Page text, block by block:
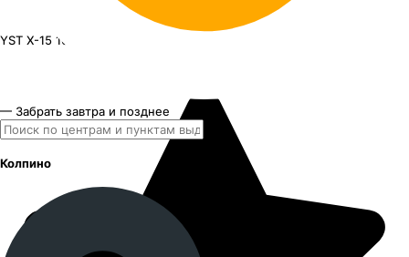
YST X-15 16"x6.5J PCD 5x112 ЕТ 33 ЦО 57.1
— Забрать завтра и позднее
Колпино